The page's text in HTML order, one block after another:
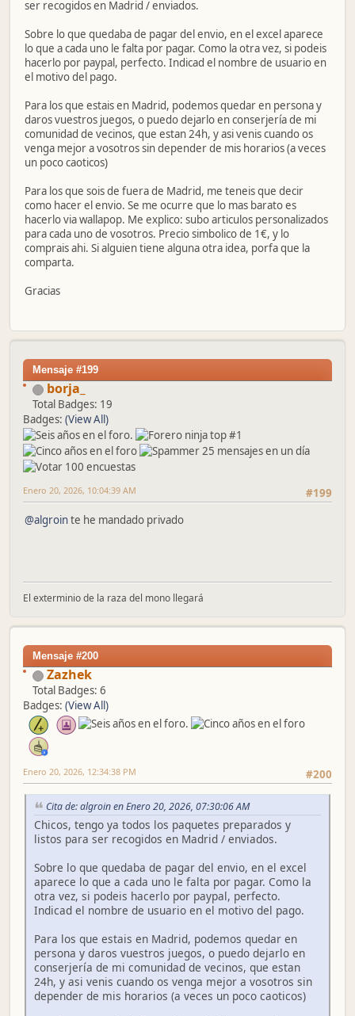
ser recogidos en Madrid / enviados.
Sobre lo que quedaba de pagar del envio, en el excel aparece
lo que a cada uno le falta por pagar. Como la otra vez, si podeis
hacerlo por paypal, perfecto. Indicad el nombre de usuario en
el motivo del pago.
Para los que estais en Madrid, podemos quedar en persona y
daros vuestros juegos, o puedo dejarlo en conserjería de mi
comunidad de vecinos, que estan 24h, y asi venis cuando os
venga mejor a vosotros sin depender de mis horarios (a veces
un poco caoticos)
Para los que sois de fuera de Madrid, me teneis que decir
como hacer el envio. Se me ocurre que lo mas barato es
hacerlo via wallapop. Me explico: subo articulos personalizados
para cada uno de vosotros. Precio simbolico de 1€, y lo
comprais ahi. Si alguien tiene alguna otra idea, porfa que la
comparta.
Gracias
Mensaje #199
borja_
Total Badges: 19
Badges: (View All)
#199
Enero 20, 2026, 10:04:39 AM
@algrointe he mandado privado
El exterminio de la raza del mono llegará
Mensaje #200
Zazhek
Total Badges: 6
Badges: (View All)
#200
Enero 20, 2026, 12:34:38 PM
Cita de: algroin en Enero 20, 2026, 07:30:06 AM
Chicos, tengo ya todos los paquetes preparados y
listos para ser recogidos en Madrid / enviados.
Sobre lo que quedaba de pagar del envio, en el excel
aparece lo que a cada uno le falta por pagar. Como la
otra vez, si podeis hacerlo por paypal, perfecto.
Indicad el nombre de usuario en el motivo del pago.
Para los que estais en Madrid, podemos quedar en
persona y daros vuestros juegos, o puedo dejarlo en
conserjería de mi comunidad de vecinos, que estan
24h, y asi venis cuando os venga mejor a vosotros sin
depender de mis horarios (a veces un poco caoticos)